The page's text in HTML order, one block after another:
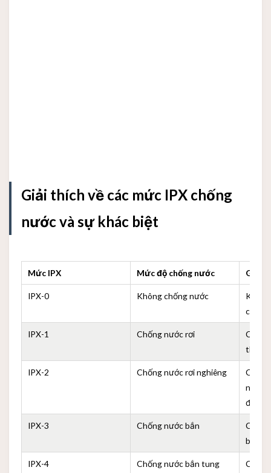
Giải thích về các mức IPX chống
nước và sự khác biệt
Mức IPX Mức độ chống nước Giải
IPX-0 Không chống nước
chống
IPX-1 Chống nước rơi
Có
thẳng
IPX-2 Chống nước rơi nghiêng
Có
độ
IPX-3 Chống nước bắn
Có
bắn
IPX-4
Chống nước bắn tung
Có